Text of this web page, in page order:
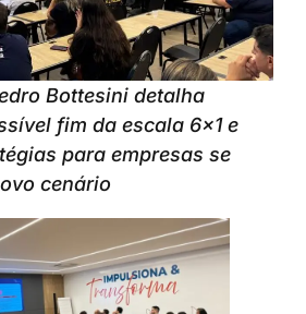
Bottesini detalha
fim da escala 6×1 e
para empresas se
cenário